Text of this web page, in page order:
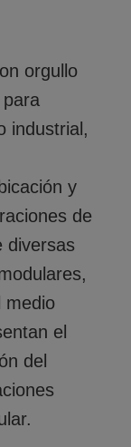
orgullo
para
industrial,
y
de
diversas
medio
el
del